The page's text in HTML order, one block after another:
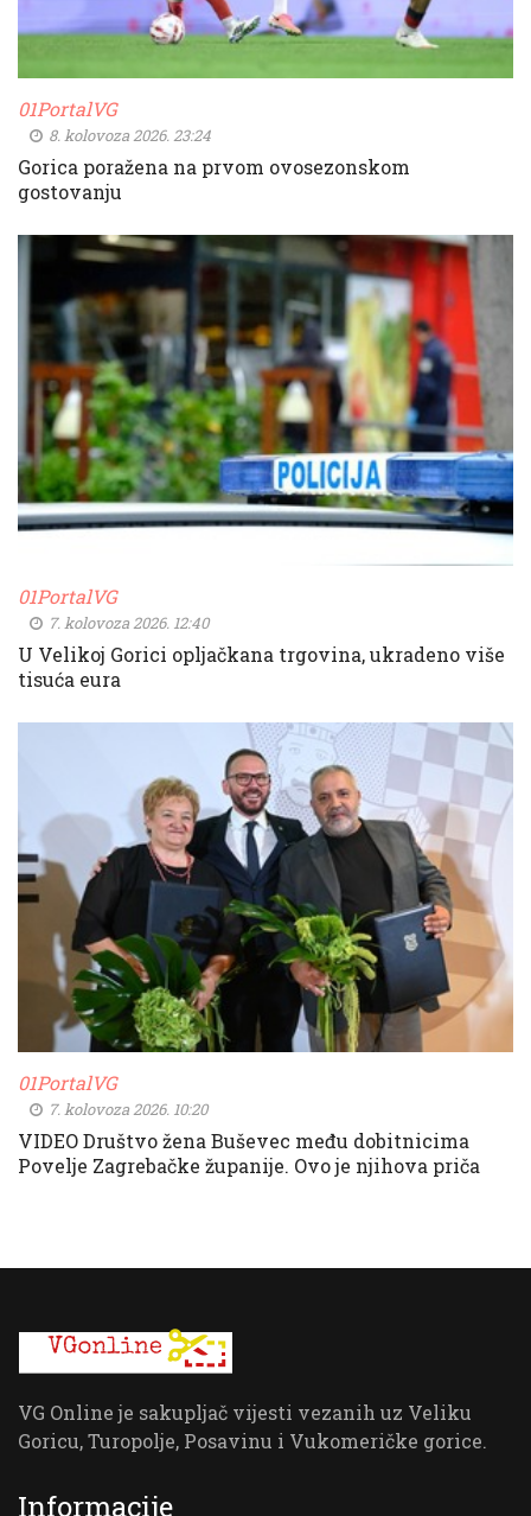
01PortalVG
8. kolovoza 2026. 23:24
Gorica poražena na prvom ovosezonskom
gostovanju
01PortalVG
7. kolovoza 2026. 12:40
U Velikoj Gorici opljačkana trgovina, ukradeno više
tisuća eura
01PortalVG
7. kolovoza 2026. 10:20
VIDEO Društvo žena Buševec među dobitnicima
Povelje Zagrebačke županije. Ovo je njihova priča
VG Online je sakupljač vijesti vezanih uz Veliku
Goricu, Turopolje, Posavinu i Vukomeričke gorice.
Informacije